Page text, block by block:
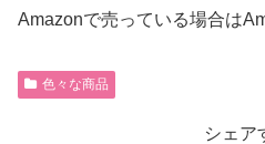
Amazonで売っている場合は
色々な商品
シェア